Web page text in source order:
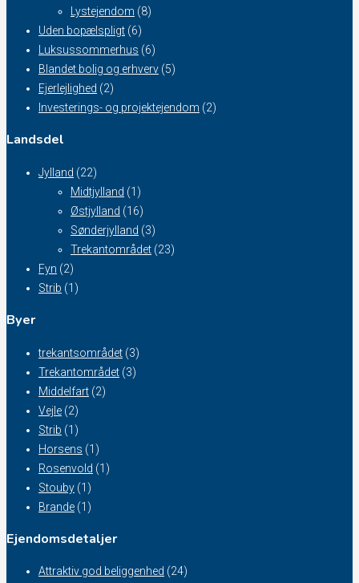
Lystejendom (8)
Uden bopælspligt (6)
Luksussommerhus (6)
Blandet bolig og erhverv (5)
Ejerlejlighed (2)
Investerings- og projektejendom (2)
Landsdel
Jylland (22)
Midtjylland (1)
Østjylland (16)
Sønderjylland (3)
Trekantområdet (23)
Fyn (2)
Strib (1)
Byer
trekantsområdet (3)
Trekantområdet (3)
Middelfart (2)
Vejle (2)
Strib (1)
Horsens (1)
Rosenvold (1)
Stouby (1)
Brande (1)
Ejendomsdetaljer
Attraktiv god beliggenhed (24)